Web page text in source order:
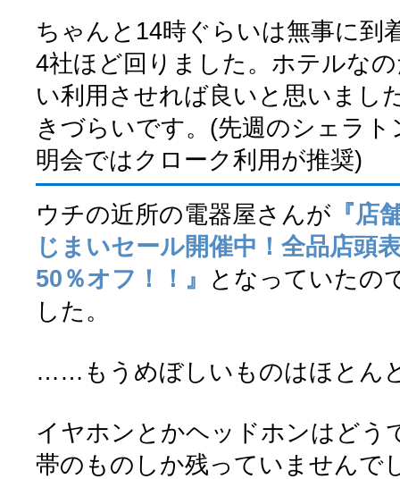
ちゃんと14時ぐらいは無事に到
4社ほど回りました。ホテルな
い利用させれば良いと思いまし
きづらいです。(先週のシェラ
明会ではクローク利用が推奨)
ウチの近所の電器屋さんが 『店
じまいセール開催中！全品店頭
50％オフ！！』
となっていたの
した。
……もうめぼしいものはほとん
イヤホンとかヘッドホンはどう
帯のものしか残っていませんで